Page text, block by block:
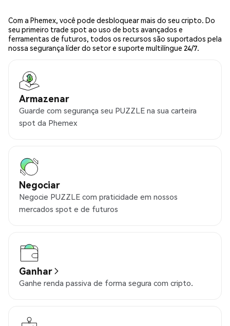
Com a Phemex, você pode desbloquear mais do seu cripto. Do
seu primeiro trade spot ao uso de bots avançados e
ferramentas de futuros, todos os recursos são suportados pela
nossa segurança líder do setor e suporte multilíngue 24/7.
Armazenar
Guarde com segurança seu PUZZLE na sua carteira
spot da Phemex
Negociar
Negocie PUZZLE com praticidade em nossos
mercados spot e de futuros
Ganhar
Ganhe renda passiva de forma segura com cripto.